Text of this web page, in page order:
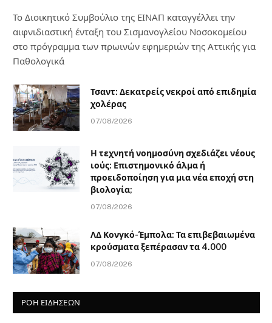
Το Διοικητικό Συμβούλιο της ΕΙΝΑΠ καταγγέλλει την
αιφνιδιαστική ένταξη του Σισμανογλείου Νοσοκομείου
στο πρόγραμμα των πρωινών εφημεριών της Αττικής για
Παθολογικά
Τσαντ: Δεκατρείς νεκροί από επιδημία
χολέρας
07/08/2026
Η τεχνητή νοημοσύνη σχεδιάζει νέους
ιούς: Επιστημονικό άλμα ή
προειδοποίηση για μια νέα εποχή στη
βιολογία;
07/08/2026
ΛΔ Κονγκό-Έμπολα: Τα επιβεβαιωμένα
κρούσματα ξεπέρασαν τα 4.000
07/08/2026
ΡΟΗ ΕΙΔΗΣΕΩΝ